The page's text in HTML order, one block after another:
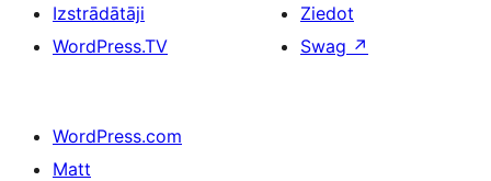
Izstrādātāji
WordPress.TV
Ziedot
Swag ↗
WordPress.com
Matt